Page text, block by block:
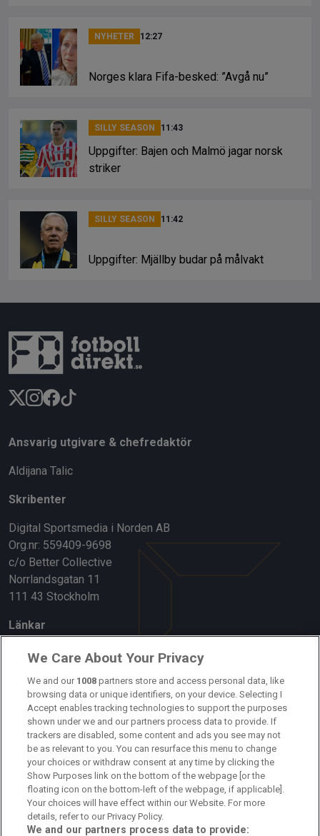
NYHETER 12:27
Norges klara Fifa-besked: ”Avgå nu”
SILLY SEASON 11:43
Uppgifter: Bajen och Malmö jagar norsk
striker
SILLY SEASON 11:42
Uppgifter: Mjällby budar på målvakt
Ansvarig utgivare & chefredaktör
Aldijana Talic
Skribenter
Digital Sportsmedia i Norden AB
Org.nr: 559409-9698
c/o Better Collective
Norrlandsgatan 11
111 43 Stockholm
Länkar
Om oss
Kontakta oss
Kundtjänst
Sponsor: Rekatochklart
Annonsera på Fotbolldirekt
Redaktionell policy
Personuppgiftspolicy
We Care About Your Privacy
We and our 1008 partners store and access personal data, like
browsing data or unique identifiers, on your device. Selecting I
Accept enables tracking technologies to support the purposes
shown under we and our partners process data to provide. If
trackers are disabled, some content and ads you see may not
be as relevant to you. You can resurface this menu to change
your choices or withdraw consent at any time by clicking the
Show Purposes link on the bottom of the webpage [or the
floating icon on the bottom-left of the webpage, if applicable].
Your choices will have effect within our Website. For more
details, refer to our Privacy Policy.
We and our partners process data to provide: